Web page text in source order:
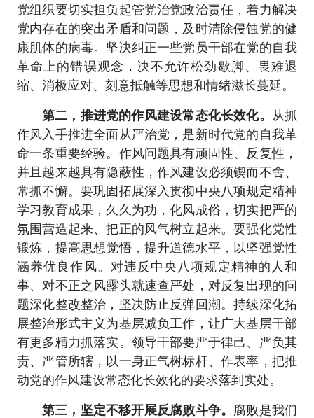
党组织要切实担负起管党治党政治责任，着力解决
党内存在的突出矛盾和问题，及时清除侵蚀党的健
康肌体的病毒。坚决纠正一些党员干部在党的自我
革命上的错误观念，决不允许松劲歇脚、畏难退
缩、消极应对、刻意抵触等思想和情绪滋长蔓延。
第二，推进党的作风建设常态化长效化。 从抓
作风入手推进全面从严治党，是新时代党的自我革
命一条重要经验。作风问题具有顽固性、反复性，
并且越来越具有隐蔽性，作风建设必须锲而不舍、
常抓不懈。要巩固拓展深入贯彻中央八项规定精神
学习教育成果，久久为功，化风成俗，切实把严的
氛围营造起来、把正的风气树立起来。要强化党性
锻炼，提高思想觉悟，提升道德水平，以坚强党性
涵养优良作风。对违反中央八项规定精神的人和
事、对不正之风露头就速查严处，对反复出现的问
题深化整改整治，坚决防止反弹回潮。持续深化拓
展整治形式主义为基层减负工作，让广大基层干部
有更多精力抓落实。领导干部要严于律己、严负其
责、严管所辖，以一身正气树标杆、作表率，把推
动党的作风建设常态化长效化的要求落到实处。
第三，坚定不移开展反腐败斗争。 腐败是我们